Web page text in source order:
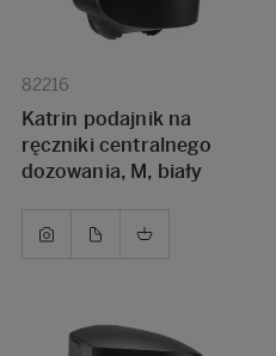
82216
Katrin podajnik na
ręczniki centralnego
dozowania, M, biały